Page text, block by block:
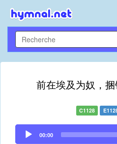
前在埃及为奴，
C1128
Audio
Player
00:00